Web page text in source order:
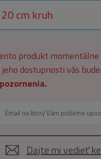
cm kruh
produkt momentálne
jeho dostupnosti vás
Dajte mi vedieť